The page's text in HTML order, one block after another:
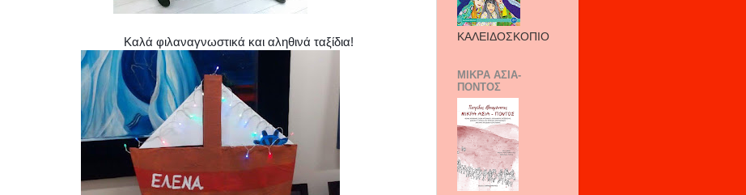
Καλά φιλαναγνωστικά και αληθινά ταξίδια! ΚΑΛΕΙΔΟΣΚΟΠΙΟ
ΜΙΚΡΑ ΑΣΙΑ-
ΠΟΝΤΟΣ